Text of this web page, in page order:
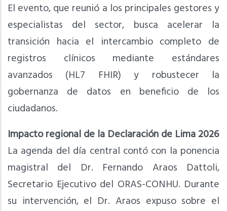
El evento, que reunió a los principales gestores y
especialistas del sector, busca acelerar la
transición hacia el intercambio completo de
registros clínicos mediante estándares
avanzados (HL7 FHIR) y robustecer la
gobernanza de datos en beneficio de los
ciudadanos.
Impacto regional de la Declaración de Lima 2026
La agenda del día central contó con la ponencia
magistral del Dr. Fernando Araos Dattoli,
Secretario Ejecutivo del ORAS-CONHU. Durante
su intervención, el Dr. Araos expuso sobre el